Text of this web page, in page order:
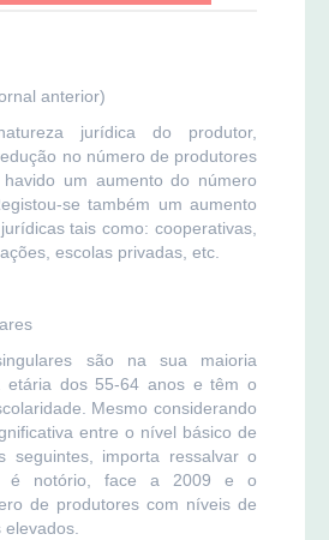
anterior)
jurídica do produtor,
no número de produtores
um aumento do número
se também um aumento
tais como: cooperativas,
escolas privadas, etc.
são na sua maioria
etária dos 55-64 anos e têm o
Mesmo considerando
entre o nível básico de
seguintes, importa ressalvar o
é notório, face a 2009 e o
de produtores com níveis de